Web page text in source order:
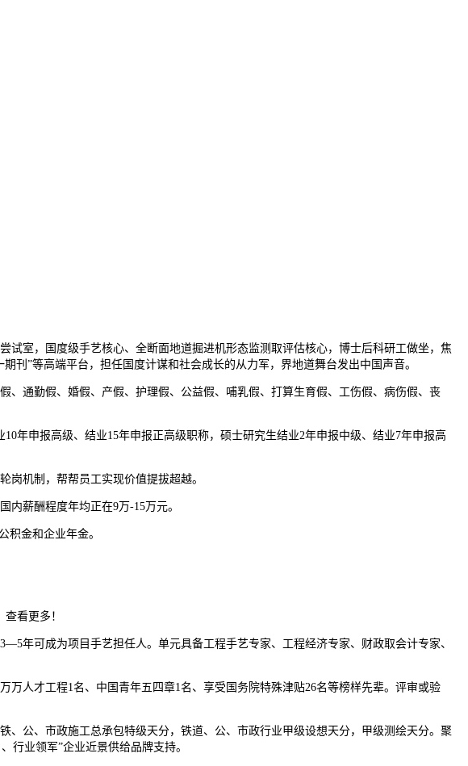
室，国度级手艺核心、全断面地道掘进机形态监测取评估核心，博士后科研工做坐，焦
刊”等高端平台，担任国度计谋和社会成长的从力军，界地道舞台发出中国声音。
通勤假、婚假、产假、护理假、公益假、哺乳假、打算生育假、工伤假、病伤假、丧
申报高级、结业15年申报正高级职称，硕士研究生结业2年申报中级、结业7年申报高
机制，帮帮员工实现价值提拔超越。
薪酬程度年均正在9万-15万元。
金和企业年金。
看更多！
可成为项目手艺担任人。单元具备工程手艺专家、工程经济专家、财政取会计专家、
人才工程1名、中国青年五四章1名、享受国务院特殊津贴26名等榜样先辈。评审或验
公、市政施工总承包特级天分，铁道、公、市政行业甲级设想天分，甲级测绘天分。聚
行业领军”企业近景供给品牌支持。